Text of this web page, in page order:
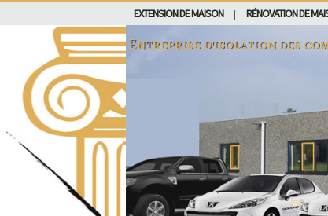
EXTENSION DE MAISON RÉNOVATION DE
Entreprise d'isolation des